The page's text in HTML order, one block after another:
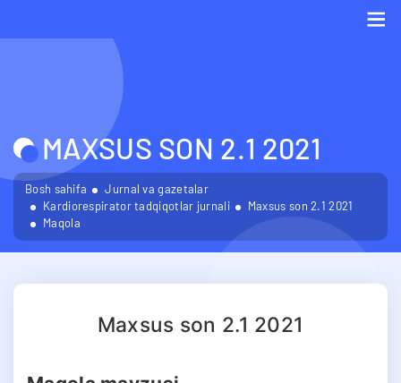
MAXSUS SON 2.1 2021
Bosh sahifa
Jurnal va gazetalar
Kardiorespirator tadqiqotlar jurnali
Maxsus son 2.1 2021
Maqola
Maxsus son 2.1 2021